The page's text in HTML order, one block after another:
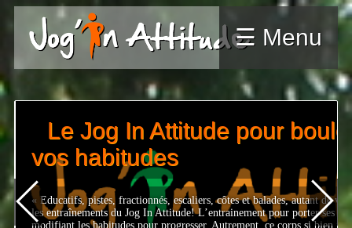
☰ Menu
Demandez le programme
Attitude !
Le lundi à 19h parc de la Boverie : Séance plus tardive afin de
par un horaire du soir à s’entrainer au JIA. après un court
montagne de Bueren. Il s’en suivera un parcours « Trail Urbain »,